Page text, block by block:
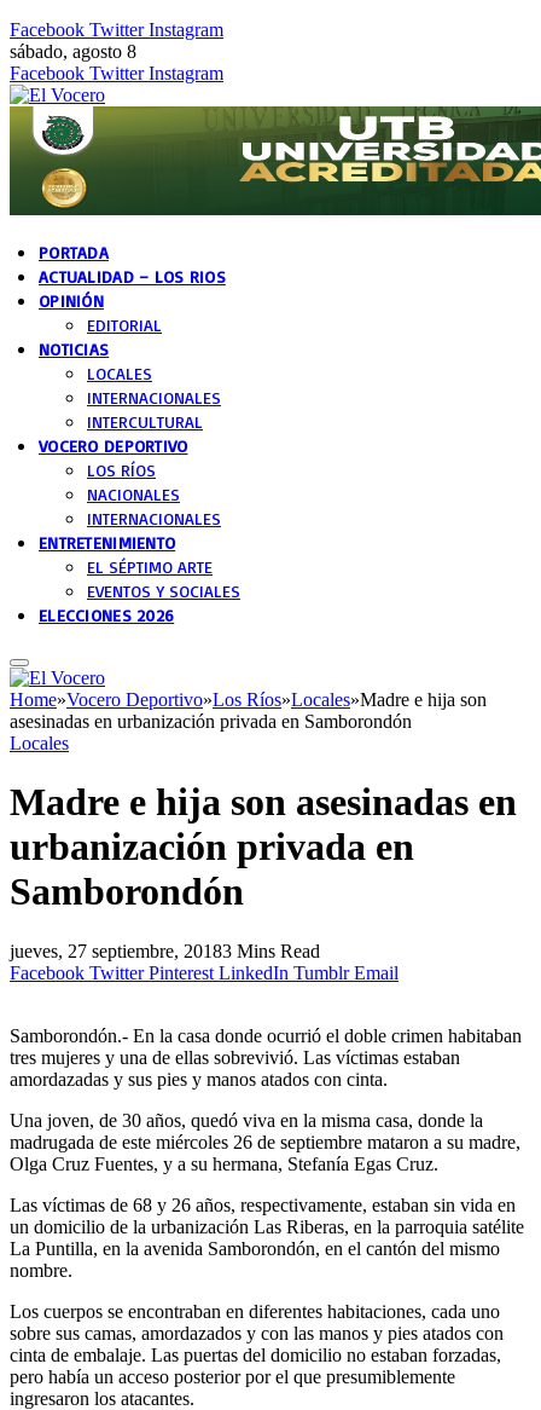
Facebook Twitter Instagram
sábado, agosto 8
Facebook Twitter Instagram
PORTADA
ACTUALIDAD – LOS RIOS
OPINIÓN
EDITORIAL
NOTICIAS
LOCALES
INTERNACIONALES
INTERCULTURAL
VOCERO DEPORTIVO
LOS RÍOS
NACIONALES
INTERNACIONALES
ENTRETENIMIENTO
EL SÉPTIMO ARTE
EVENTOS Y SOCIALES
ELECCIONES 2026
Home»Vocero Deportivo»Los Ríos»Locales»Madre e hija son
asesinadas en urbanización privada en Samborondón
Locales
Madre e hija son asesinadas en
urbanización privada en
Samborondón
jueves, 27 septiembre, 20183 Mins Read
Facebook Twitter Pinterest LinkedIn Tumblr Email
Samborondón.- En la casa donde ocurrió el doble crimen habitaban
tres mujeres y una de ellas sobrevivió. Las víctimas estaban
amordazadas y sus pies y manos atados con cinta.
Una joven, de 30 años, quedó viva en la misma casa, donde la
madrugada de este miércoles 26 de septiembre mataron a su madre,
Olga Cruz Fuentes, y a su hermana, Stefanía Egas Cruz.
Las víctimas de 68 y 26 años, respectivamente, estaban sin vida en
un domicilio de la urbanización Las Riberas, en la parroquia satélite
La Puntilla, en la avenida Samborondón, en el cantón del mismo
nombre.
Los cuerpos se encontraban en diferentes habitaciones, cada uno
sobre sus camas, amordazados y con las manos y pies atados con
cinta de embalaje. Las puertas del domicilio no estaban forzadas,
pero había un acceso posterior por el que presumiblemente
ingresaron los atacantes.